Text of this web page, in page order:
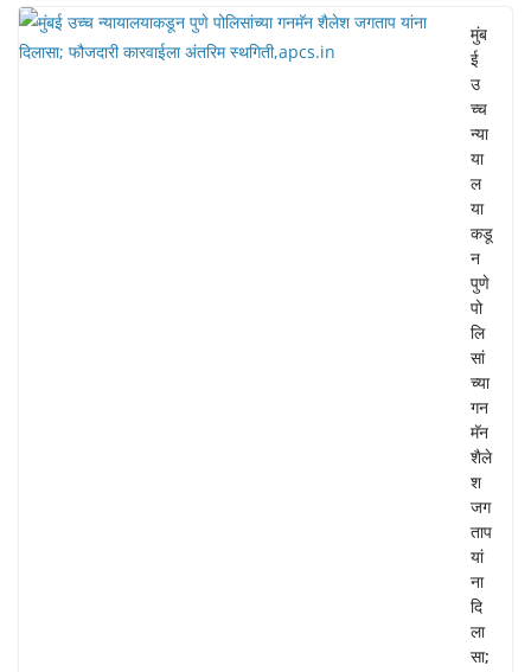
मुंब
ई
उ
च्च
न्या
या
ल
या
कडू
न
पुणे
पो
लि
सां
च्या
गन
मॅन
शैले
श
जग
ताप
यां
ना
दि
ला
सा;